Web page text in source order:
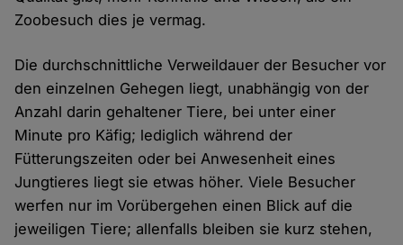
Zoobesuch dies je vermag.
Die durchschnittliche Verweildauer der Besucher vor
den einzelnen Gehegen liegt, unabhängig von der
Anzahl darin gehaltener Tiere, bei unter einer
Minute pro Käfig; lediglich während der
Fütterungszeiten oder bei Anwesenheit eines
Jungtieres liegt sie etwas höher. Viele Besucher
werfen nur im Vorübergehen einen Blick auf die
jeweiligen Tiere; allenfalls bleiben sie kurz stehen,